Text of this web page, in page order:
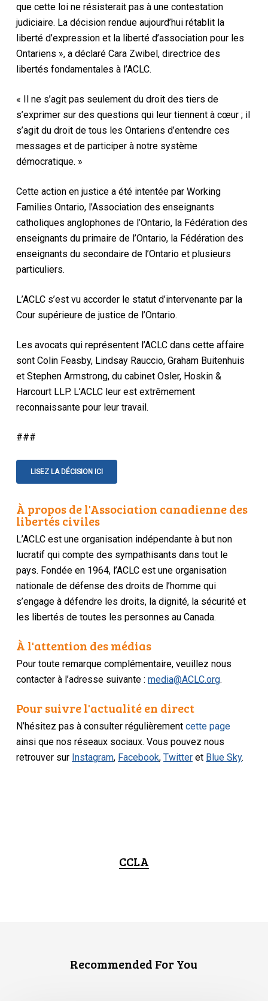
que cette loi ne résisterait pas à une contestation
judiciaire. La décision rendue aujourd’hui rétablit la
liberté d’expression et la liberté d’association pour les
Ontariens », a déclaré Cara Zwibel, directrice des
libertés fondamentales à l’ACLC.
« Il ne s’agit pas seulement du droit des tiers de
s’exprimer sur des questions qui leur tiennent à cœur ; il
s’agit du droit de tous les Ontariens d’entendre ces
messages et de participer à notre système
démocratique. »
Cette action en justice a été intentée par Working
Families Ontario, l’Association des enseignants
catholiques anglophones de l’Ontario, la Fédération des
enseignants du primaire de l’Ontario, la Fédération des
enseignants du secondaire de l’Ontario et plusieurs
particuliers.
L’ACLC s’est vu accorder le statut d’intervenante par la
Cour supérieure de justice de l’Ontario.
Les avocats qui représentent l’ACLC dans cette affaire
sont Colin Feasby, Lindsay Rauccio, Graham Buitenhuis
et Stephen Armstrong, du cabinet Osler, Hoskin &
Harcourt LLP. L’ACLC leur est extrêmement
reconnaissante pour leur travail.
###
LISEZ LA DÉCISION ICI
À propos de l'Association canadienne des
libertés civiles
L’ACLC est une organisation indépendante à but non
lucratif qui compte des sympathisants dans tout le
pays. Fondée en 1964, l’ACLC est une organisation
nationale de défense des droits de l’homme qui
s’engage à défendre les droits, la dignité, la sécurité et
les libertés de toutes les personnes au Canada.
À l'attention des médias
Pour toute remarque complémentaire, veuillez nous
contacter à l’adresse suivante :media@ACLC.org.
Pour suivre l'actualité en direct
N’hésitez pas à consulter régulièrementcette page
ainsi que nos réseaux sociaux. Vous pouvez nous
retrouver sur Instagram, Facebook,Twitter et Blue Sky.
CCLA
Recommended For You